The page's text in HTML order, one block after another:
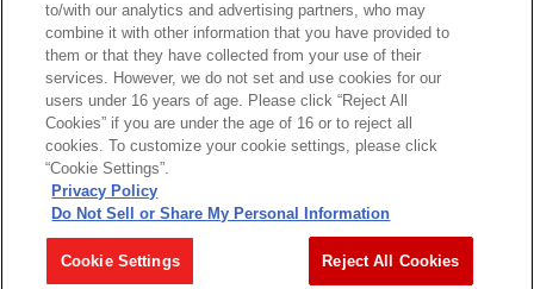
ウェブサイトご利用条件
ソーシャルメディアポリシー
個人情報保護方針
お問い合わせ
©BANDAI
コピーライト一覧を表示する
to/with our analytics and advertising partners, who may
combine it with other information that you have provided to
them or that they have collected from your use of their
services. However, we do not set and use cookies for our
users under 16 years of age. Please click “Reject All
Cookies” if you are under the age of 16 or to reject all
cookies. To customize your cookie settings, please click
“Cookie Settings”.
Privacy Policy
Do Not Sell or Share My Personal Information
Cookie Settings Reject All Cookies